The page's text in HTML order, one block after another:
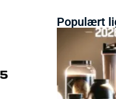
Populært